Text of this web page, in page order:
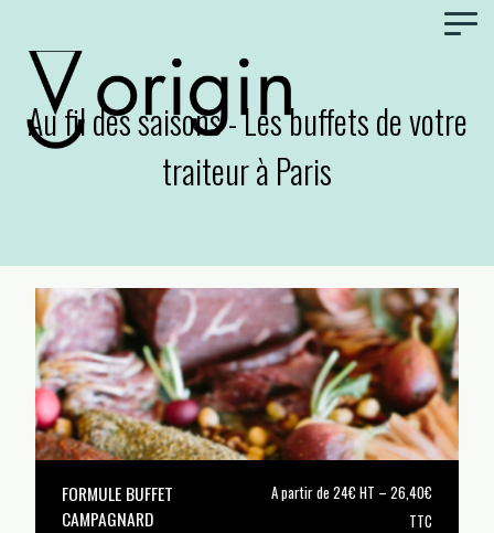
Au fil des saisons - Les buffets de votre
traiteur à Paris
FORMULE BUFFET
CAMPAGNARD
A partir de 24€ HT – 26,40€
TTC